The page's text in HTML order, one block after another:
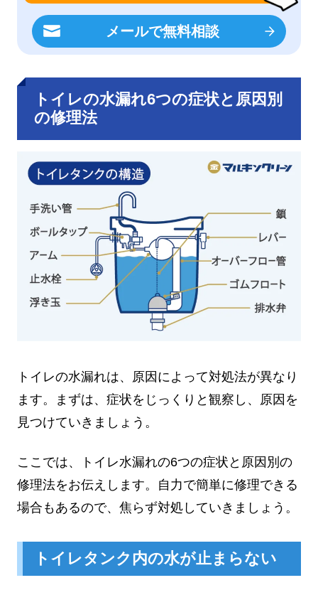
メールで無料相談
トイレの水漏れ6つの症状と原因別
の修理法
トイレの水漏れは、原因によって対処法が異なり
ます。まずは、症状をじっくりと観察し、原因を
見つけていきましょう。
ここでは、トイレ水漏れの6つの症状と原因別の
修理法をお伝えします。自力で簡単に修理できる
場合もあるので、焦らず対処していきましょう。
トイレタンク内の水が止まらない